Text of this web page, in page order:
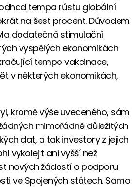
tempa růstu globální
na šest procent. Důvodem
dodatečná stimulační
vyspělých ekonomikách
tempo vakcinace,
v některých ekonomikách,
kromě výše uvedeného, sám
mimořádně důležitých
dat, a tak investory z jejich
vykolejit ani vyšší než
nových žádostí o podporu
ve Spojených státech. Samo